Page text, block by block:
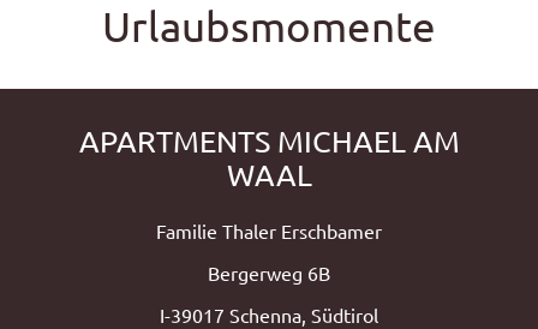
Urlaubsmomente
APARTMENTS MICHAEL AM
WAAL
Familie Thaler Erschbamer
Bergerweg 6B
I-39017 Schenna, Südtirol